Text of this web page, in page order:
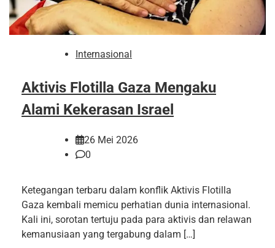
Internasional
Aktivis Flotilla Gaza Mengaku
Alami Kekerasan Israel
26 Mei 2026
0
Ketegangan terbaru dalam konflik Aktivis Flotilla
Gaza kembali memicu perhatian dunia internasional.
Kali ini, sorotan tertuju pada para aktivis dan relawan
kemanusiaan yang tergabung dalam […]